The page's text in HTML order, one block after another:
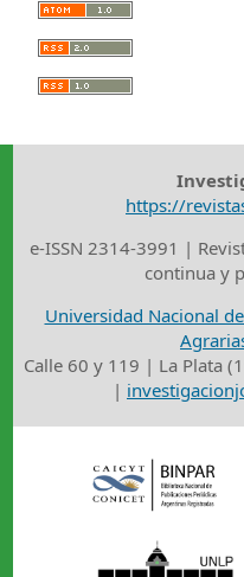
https://
e-ISSN 2314-3991 |
continua y
Universidad Nacional
Calle 60 y 119 | La Plata
|